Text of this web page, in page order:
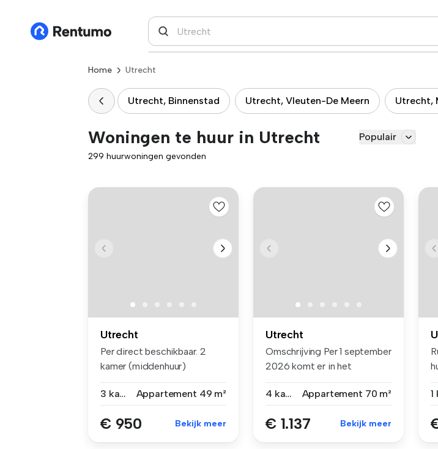
Home Utrecht
Utrecht, Binnenstad Utrecht, Vleuten-De Meern Utrecht,
Woningen te huur in Utrecht Populair
299 huurwoningen gevonden
Utrecht
Per direct beschikbaar. 2
kamer (middenhuur)
3 kamers
Appartement 49 m²
€ 950 Bekijk meer
Utrecht
Omschrijving Per 1 september
2026 komt er in het
4 kamers
Appartement 70 m²
€ 1.137 Bekijk meer
1